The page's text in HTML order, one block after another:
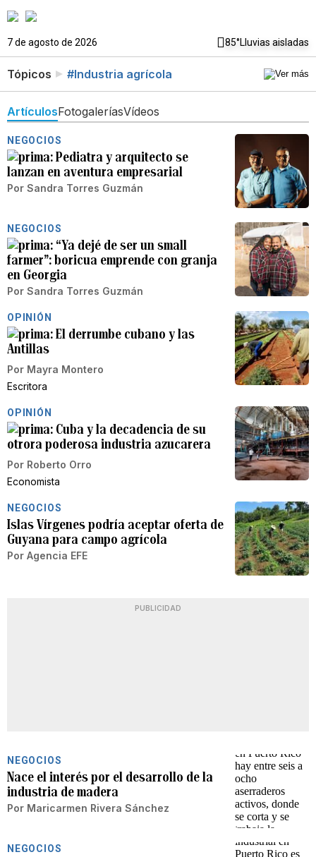
7 de agosto de 2026 85°Lluvias aisladas
Tópicos #Industria agrícola
ArtículosFotogaleríasVídeos
NEGOCIOS
Pediatra y arquitecto se
lanzan en aventura empresarial
Por Sandra Torres Guzmán
NEGOCIOS
“Ya dejé de ser un small
farmer”: boricua emprende con granja
en Georgia
Por Sandra Torres Guzmán
OPINIÓN
El derrumbe cubano y las
Antillas
Por Mayra Montero
Escritora
OPINIÓN
Cuba y la decadencia de su
otrora poderosa industria azucarera
Por Roberto Orro
Economista
NEGOCIOS
Islas Vírgenes podría aceptar oferta de
Guyana para campo agrícola
Por Agencia EFE
PUBLICIDAD
NEGOCIOS
Nace el interés por el desarrollo de la
industria de madera
Por Maricarmen Rivera Sánchez
NEGOCIOS